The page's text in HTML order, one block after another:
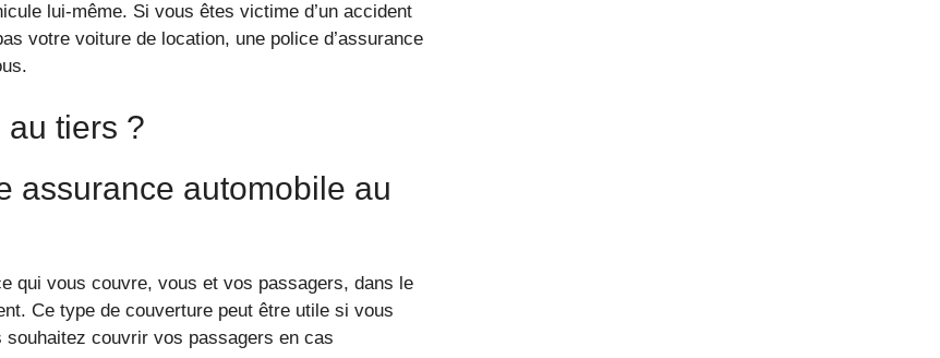
lui-même. Si vous êtes victime d’un accident
votre voiture de location, une police d’assurance
tiers ?
assurance automobile au
qui vous couvre, vous et vos passagers, dans le
Ce type de couverture peut être utile si vous
souhaitez couvrir vos passagers en cas